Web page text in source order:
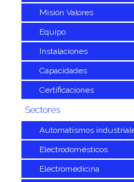
Misión Valores
Equipo
Instalaciones
Capacidades
Certificaciones
Sectores
Automatismos
Electrodomésticos
Electromedicina